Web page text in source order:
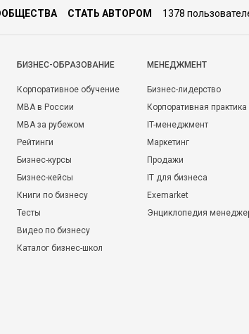
СТАТЬ АВТОРОМ 1378
БИЗНЕС-ОБРАЗОВАНИЕ
Корпоративное обучение
MBA в России
MBA за рубежом
Рейтинги
Бизнес-курсы
Бизнес-кейсы
Книги по бизнесу
Тесты
Видео по бизнесу
Каталог бизнес-школ
МЕНЕДЖМЕНТ
Бизнес-лидерство
Корпоративная практика
IT-менеджмент
Маркетинг
Продажи
IT для бизнеса
Exemarket
Энциклопедия